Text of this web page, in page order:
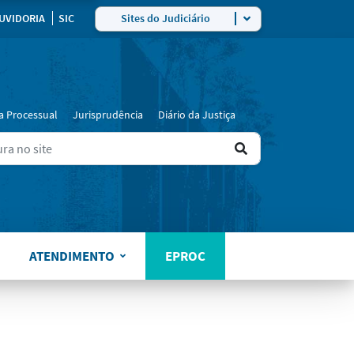
SIC Sites do Judiciário
Processual Jurisprudência Diário da Justiça
Ir
resultado
ATENDIMENTO EPROC